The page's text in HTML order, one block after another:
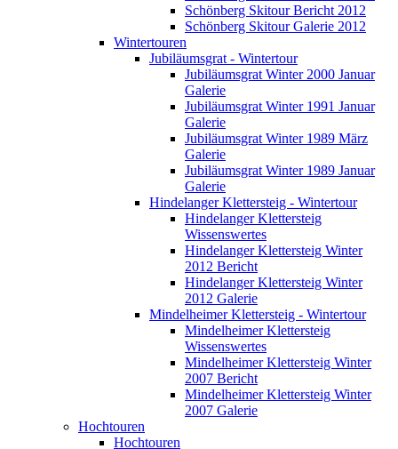
Schönberg Skitour Bericht 2012
Schönberg Skitour Galerie 2012
Wintertouren
Jubiläumsgrat - Wintertour
Jubiläumsgrat Winter 2000 Januar
Galerie
Jubiläumsgrat Winter 1991 Januar
Galerie
Jubiläumsgrat Winter 1989 März
Galerie
Jubiläumsgrat Winter 1989 Januar
Galerie
Hindelanger Klettersteig - Wintertour
Hindelanger Klettersteig
Wissenswertes
Hindelanger Klettersteig Winter
2012 Bericht
Hindelanger Klettersteig Winter
2012 Galerie
Mindelheimer Klettersteig - Wintertour
Mindelheimer Klettersteig
Wissenswertes
Mindelheimer Klettersteig Winter
2007 Bericht
Mindelheimer Klettersteig Winter
2007 Galerie
Hochtouren
Hochtouren